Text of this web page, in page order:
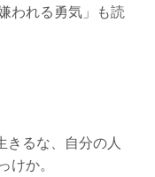
われる勇気」も読
るな、自分の人
か。